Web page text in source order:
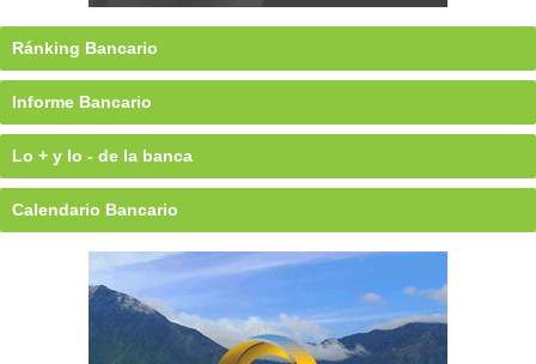
Ránking Bancario
Informe Bancario
Lo + y lo - de la banca
Calendario Bancario